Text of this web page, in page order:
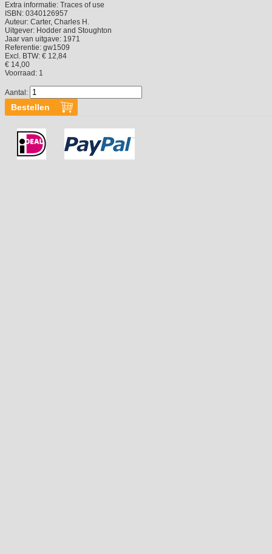
Extra informatie: Traces of use
ISBN: 0340126957
Auteur: Carter, Charles H.
Uitgever: Hodder and Stoughton
Jaar van uitgave: 1971
Referentie: gw1509
Excl. BTW: € 12,84
€ 14,00
Voorraad: 1
Aantal: